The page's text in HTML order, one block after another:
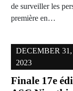
de surveiller les
première en…
DECEMBER 31,
2023
Finale 17e